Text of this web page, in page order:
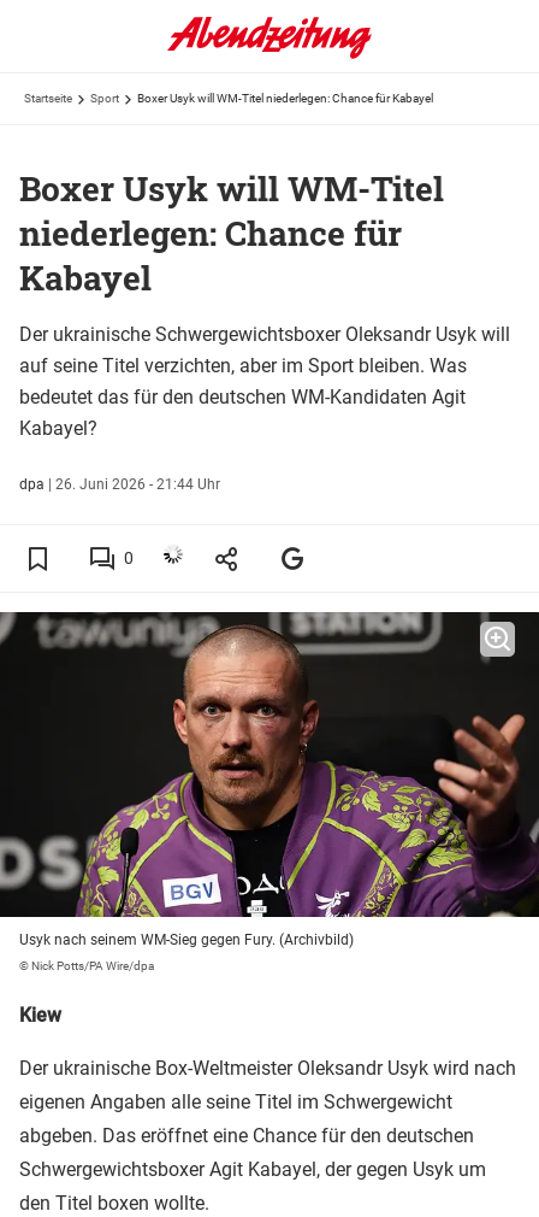
Startseite Sport Boxer Usyk will WM-Titel niederlegen: Chance für Kabayel
Boxer Usyk will WM-Titel
niederlegen: Chance für
Kabayel
Der ukrainische Schwergewichtsboxer Oleksandr Usyk will
auf seine Titel verzichten, aber im Sport bleiben. Was
bedeutet das für den deutschen WM-Kandidaten Agit
Kabayel?
dpa | 26. Juni 2026 - 21:44 Uhr
0
Usyk nach seinem WM-Sieg gegen Fury. (Archivbild)
© Nick Potts/PA Wire/dpa
Kiew
Der ukrainische Box-Weltmeister Oleksandr Usyk wird nach
eigenen Angaben alle seine Titel im Schwergewicht
abgeben. Das eröffnet eine Chance für den deutschen
Schwergewichtsboxer Agit Kabayel, der gegen Usyk um
den Titel boxen wollte.